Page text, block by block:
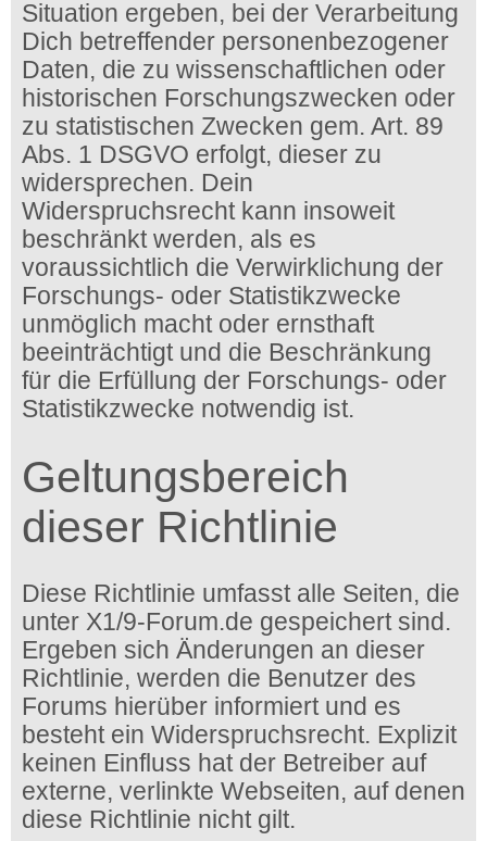
Situation ergeben, bei der Verarbeitung
Dich betreffender personenbezogener
Daten, die zu wissenschaftlichen oder
historischen Forschungszwecken oder
zu statistischen Zwecken gem. Art. 89
Abs. 1 DSGVO erfolgt, dieser zu
widersprechen. Dein
Widerspruchsrecht kann insoweit
beschränkt werden, als es
voraussichtlich die Verwirklichung der
Forschungs- oder Statistikzwecke
unmöglich macht oder ernsthaft
beeinträchtigt und die Beschränkung
für die Erfüllung der Forschungs- oder
Statistikzwecke notwendig ist.
Geltungsbereich
dieser Richtlinie
Diese Richtlinie umfasst alle Seiten, die
unter X1/9-Forum.de gespeichert sind.
Ergeben sich Änderungen an dieser
Richtlinie, werden die Benutzer des
Forums hierüber informiert und es
besteht ein Widerspruchsrecht. Explizit
keinen Einfluss hat der Betreiber auf
externe, verlinkte Webseiten, auf denen
diese Richtlinie nicht gilt.